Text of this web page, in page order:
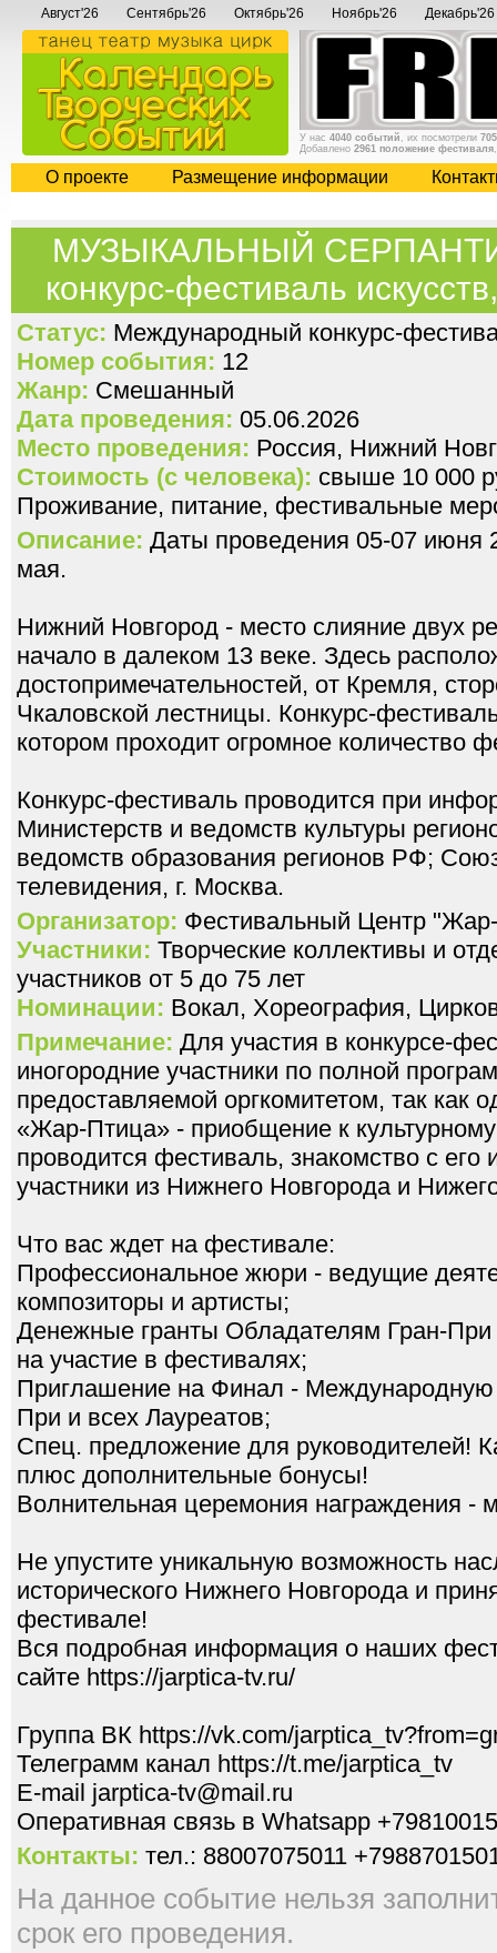
Август'26 Сентябрь'26 Октябрь'26 Ноябрь'26 Декабрь'26
У нас 4040 событий , их посмотрели
Добавлено 2961 положение фестиваля
О проекте Размещение информации
МУЗЫКАЛЬНЫЙ
конкурс-фестиваль
Статус: Международный конкурс-
Номер события: 12
Жанр: Смешанный
Дата проведения: 05.06.2026
Место проведения: Россия, Нижний
Стоимость (с человека): свыше 10 000
Проживание, питание, фестивальные
Описание: Даты проведения 05-07 июня
мая.
Нижний Новгород - место слияние двух
начало в далеком 13 веке. Здесь
достопримечательностей, от Кремля,
Чкаловской лестницы. Конкурс-
котором проходит огромное количество
Конкурс-фестиваль проводится при
Министерств и ведомств культуры
ведомств образования регионов РФ;
телевидения, г. Москва.
Организатор: Фестивальный Центр
Участники: Творческие коллективы и
участников от 5 до 75 лет
Номинации: Вокал, Хореография,
Примечание: Для участия в конкурсе-
иногородние участники по полной
предоставляемой оргкомитетом, так как
«Жар-Птица» - приобщение к
проводится фестиваль, знакомство с его
участники из Нижнего Новгорода и
Что вас ждет на фестивале:
Профессиональное жюри - ведущие
композиторы и артисты;
Денежные гранты Обладателям Гран-
на участие в фестивалях;
Приглашение на Финал -
При и всех Лауреатов;
Спец. предложение для руководителей!
плюс дополнительные бонусы!
Волнительная церемония награждения -
Не упустите уникальную возможность
исторического Нижнего Новгорода и
фестивале!
Вся подробная информация о наших
сайте https://jarptica-tv.ru/
Группа ВК https://vk.com/
Телеграмм канал https://t.me/jarptica_tv
E-mail jarptica-tv@mail.ru
Оперативная связь в Whatsapp
Контакты: тел.: 88007075011
На данное событие нельзя
срок его проведения.